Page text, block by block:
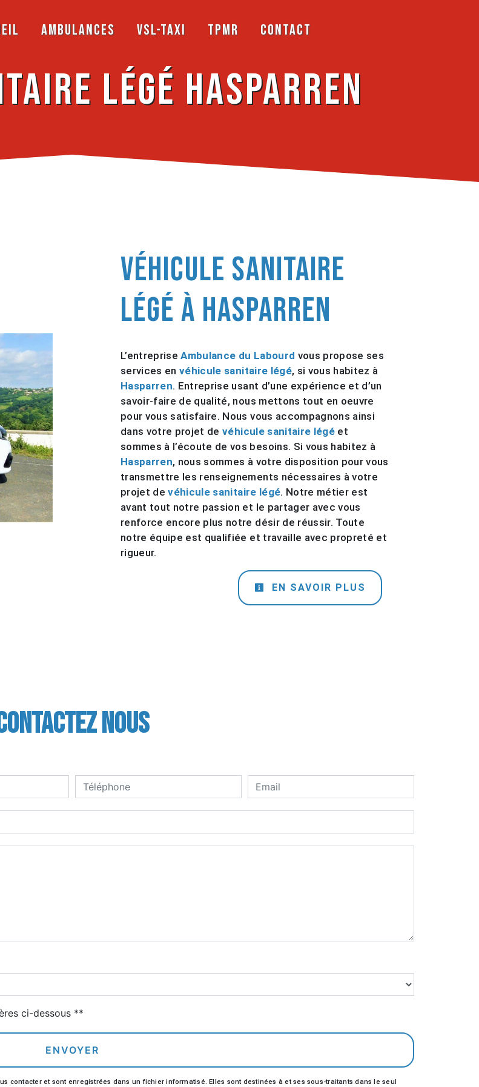
Ambulances VSL-Taxi TPMR Contact
légé Hasparren
véhicule sanitaire
légé à Hasparren
L’entrepriseAmbulance du Labourd vous propose ses
services envéhicule sanitaire légé, si vous habitez à
Hasparren. Entreprise usant d’une expérience et d’un
savoir-faire de qualité, nous mettons tout en oeuvre
pour vous satisfaire. Nous vous accompagnons ainsi
dans votre projet devéhicule sanitaire légéet
sommes à l’écoute de vos besoins. Si vous habitez à
Hasparren, nous sommes à votre disposition pour vous
transmettre les renseignements nécessaires à votre
projet devéhicule sanitaire légé. Notre métier est
avant tout notre passion et le partager avec vous
renforce encore plus notre désir de réussir. Toute
notre équipe est qualifiée et travaille avec propreté et
rigueur.
EN SAVOIR PLUS
nous
ci-dessous **
ENVOYER
contacter et sont enregistrées dans un fichier informatisé. Elles sont destinées à et ses sous-traitants dans le seul